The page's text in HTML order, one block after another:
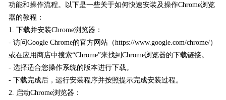
功能和操作流程。以下是一些关于如何快速安装及操作Chrome浏览
器的教程：
1. 下载并安装Chrome浏览器：
- 访问Google Chrome的官方网站（https://www.google.com/chrome/）
或在应用商店中搜索“Chrome”来找到Chrome浏览器的下载链接。
- 选择适合您操作系统的版本进行下载。
- 下载完成后，运行安装程序并按照提示完成安装过程。
2. 启动Chrome浏览器：